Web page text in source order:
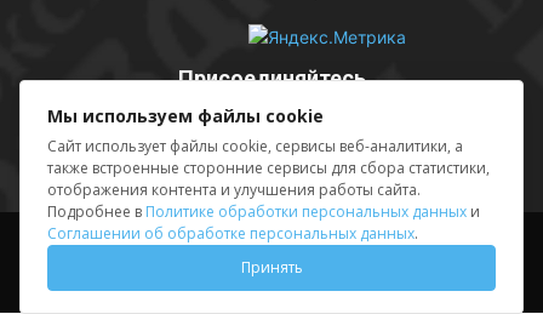
Присоединяйтесь
Выходные данные Sing in
© АМУ «Редакция газеты «Волжская правда», 2012-2026
Мы используем файлы cookie
Сайт использует файлы cookie, сервисы веб-аналитики, а
также встроенные сторонние сервисы для сбора статистики,
отображения контента и улучшения работы сайта.
Подробнее в Политике обработки персональных данных и
Соглашении об обработке персональных данных.
Принять